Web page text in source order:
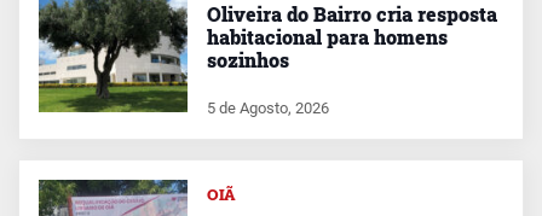
Oliveira do Bairro cria resposta
habitacional para homens
sozinhos
5 de Agosto, 2026
OIÃ